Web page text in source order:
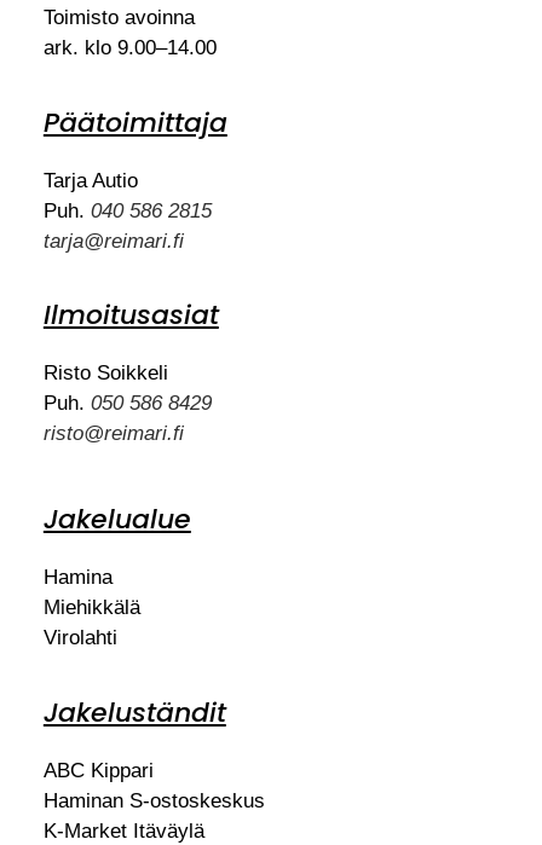
Toimisto avoinna
ark. klo 9.00–14.00
Päätoimittaja
Tarja Autio
Puh. 040 586 2815
tarja@reimari.fi
Ilmoitusasiat
Risto Soikkeli
Puh. 050 586 8429
risto@reimari.fi
Jakelualue
Hamina
Miehikkälä
Virolahti
Jakeluständit
ABC Kippari
Haminan S-ostoskeskus
K-Market Itäväylä